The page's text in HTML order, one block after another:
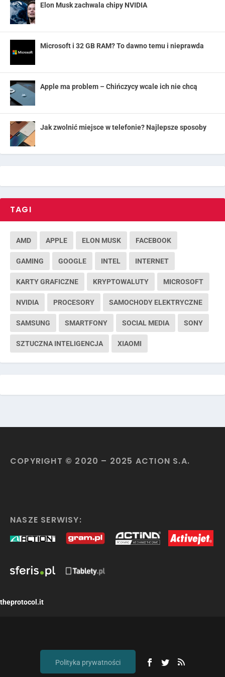
Elon Musk zachwala chipy NVIDIA
Microsoft i 32 GB RAM? To dawno temu i nieprawda
Apple ma problem – Chińczycy wcale ich nie chcą
Jak zwolnić miejsce w telefonie? Najlepsze sposoby
TAGI
AMD APPLE ELON MUSK FACEBOOK
GAMING GOOGLE INTEL INTERNET
KARTY GRAFICZNE KRYPTOWALUTY MICROSOFT
NVIDIA PROCESORY SAMOCHODY ELEKTRYCZNE
SAMSUNG SMARTFONY SOCIAL MEDIA SONY
SZTUCZNA INTELIGENCJA XIAOMI
COPYRIGHT © 2020 – 2025 ACTION S.A.
NASZE SERWISY:
theprotocol.it
Polityka prywatności